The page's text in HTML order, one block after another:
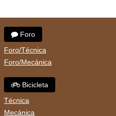
Foro
Foro/Técnica
Foro/Mecánica
Bicicleta
Técnica
Mecánica